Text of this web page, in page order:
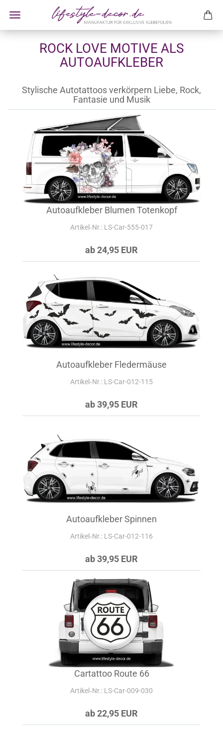
ROCK LOVE MOTIVE ALS
AUTOAUFKLEBER
Stylische Autotattoos verkörpern Liebe, Rock,
Fantasie und Musik
Autoaufkleber Blumen Totenkopf
Artikel‑Nr.: LS-Car-555-017
ab 24,95 EUR
Autoaufkleber Fledermäuse
Artikel‑Nr.: LS-Car-012-115
ab 39,95 EUR
Autoaufkleber Spinnen
Artikel‑Nr.: LS-Car-012-116
ab 39,95 EUR
Cartattoo Route 66
Artikel‑Nr.: LS-Car-009-030
ab 22,95 EUR